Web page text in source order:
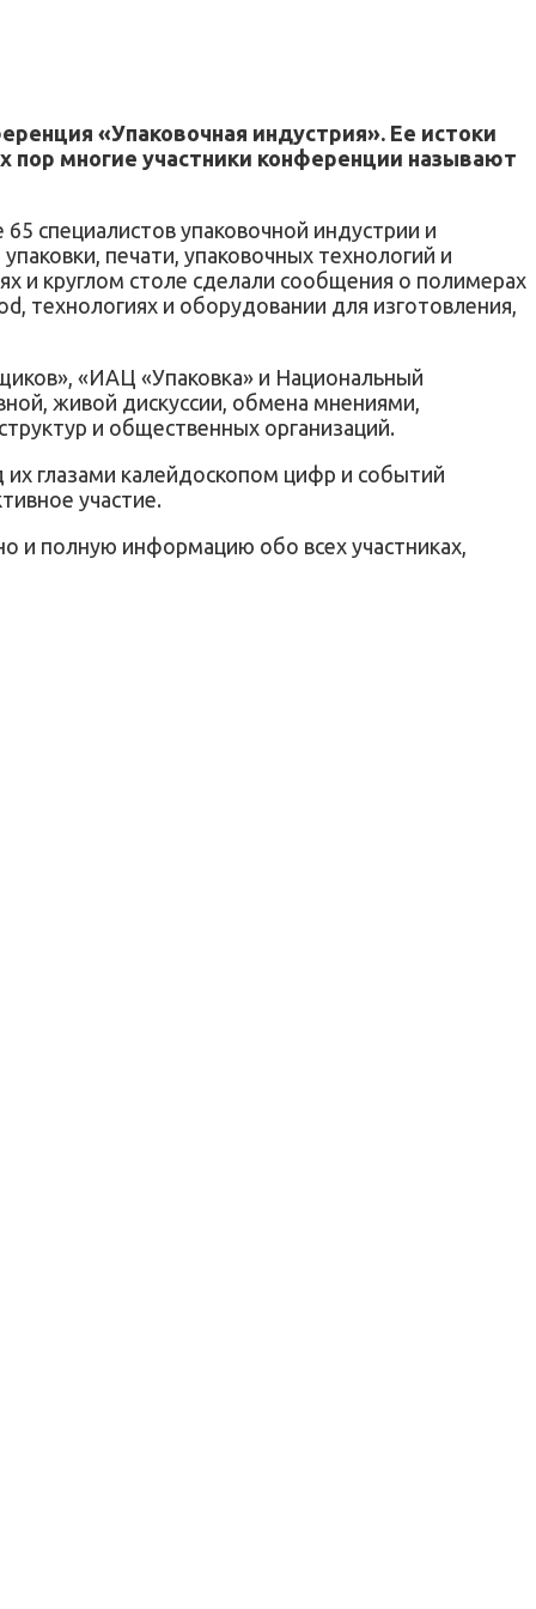
«Упаковочная индустрия». Ее истоки
пор многие участники конференции называют
специалистов упаковочной индустрии и
печати, упаковочных технологий и
и круглом столе сделали сообщения о полимерах
технологиях и оборудовании для изготовления,
«ИАЦ «Упаковка» и Национальный
живой дискуссии, обмена мнениями,
и общественных организаций.
глазами калейдоскопом цифр и событий
участие.
и полную информацию обо всех участниках,